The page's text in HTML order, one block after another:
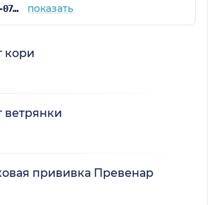
+7 (491) 272-07-77 показать
кори
ветрянки
прививка Превенар